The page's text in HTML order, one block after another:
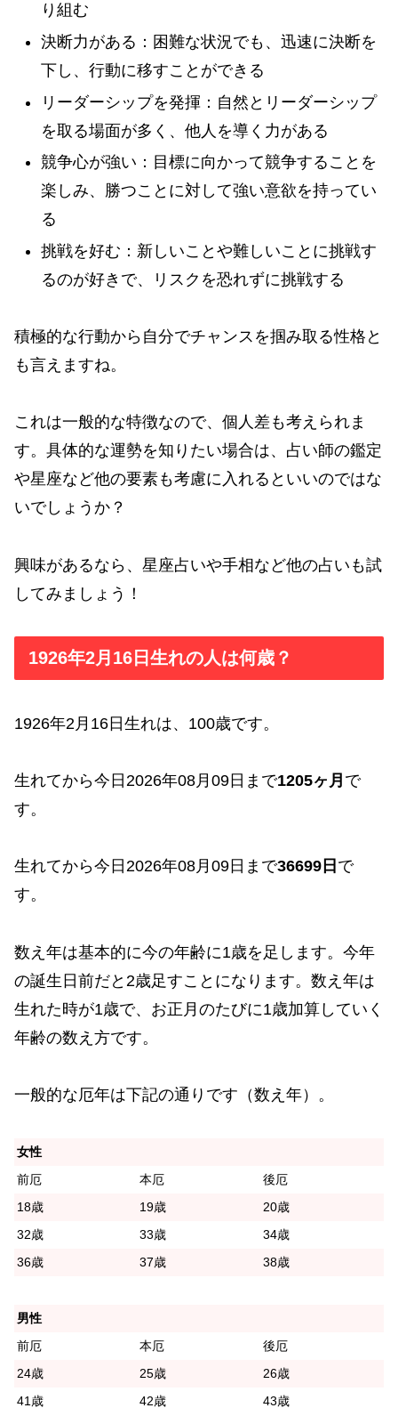
り組む
決断力がある：困難な状況でも、迅速に決断を
下し、行動に移すことができる
リーダーシップを発揮：自然とリーダーシップ
を取る場面が多く、他人を導く力がある
競争心が強い：目標に向かって競争することを
楽しみ、勝つことに対して強い意欲を持ってい
る
挑戦を好む：新しいことや難しいことに挑戦す
るのが好きで、リスクを恐れずに挑戦する
積極的な行動から自分でチャンスを掴み取る性格と
も言えますね。
これは一般的な特徴なので、個人差も考えられま
す。具体的な運勢を知りたい場合は、占い師の鑑定
や星座など他の要素も考慮に入れるといいのではな
いでしょうか？
興味があるなら、星座占いや手相など他の占いも試
してみましょう！
1926年2月16日生れの人は何歳？
1926年2月16日生れは、100歳です。
生れてから今日2026年08月09日まで1205ヶ月 で
す。
生れてから今日2026年08月09日まで36699日 で
す。
数え年は基本的に今の年齢に1歳を足します。今年
の誕生日前だと2歳足すことになります。数え年は
生れた時が1歳で、お正月のたびに1歳加算していく
年齢の数え方です。
一般的な厄年は下記の通りです（数え年）。
女性
前厄
本厄
後厄
18歳
19歳
20歳
32歳
33歳
34歳
36歳
37歳 38歳
男性
前厄
本厄
後厄
24歳
25歳
26歳
41歳
42歳
43歳